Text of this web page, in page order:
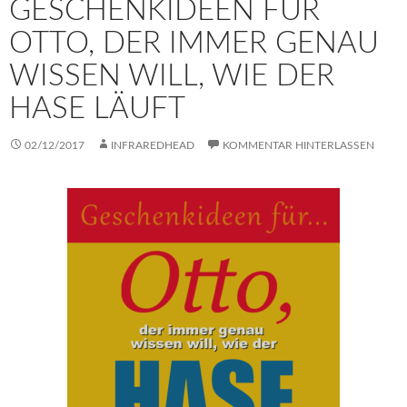
GESCHENKIDEEN FÜR
OTTO, DER IMMER GENAU
WISSEN WILL, WIE DER
HASE LÄUFT
02/12/2017 INFRAREDHEAD KOMMENTAR HINTERLASSEN